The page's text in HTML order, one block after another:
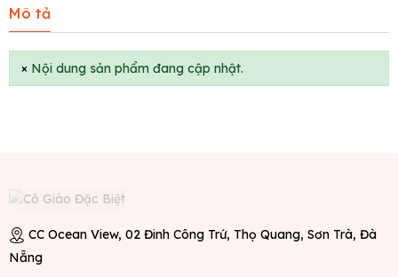
Mô tả
× Nội dung sản phẩm đang cập nhật.
CC Ocean View, 02 Đinh Công Trứ, Thọ Quang, Sơn Trà, Đà
Nẵng